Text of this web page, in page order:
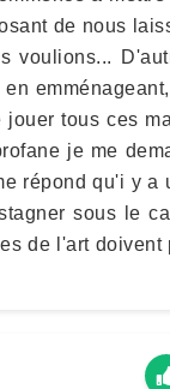
de nous
voulions...
tous ces
je me
répond qu'i y a
sous le
de l'art doivent